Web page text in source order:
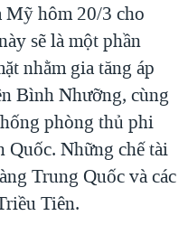
TỪ NÔNG THÔN MỸ
Mỹ hôm 20/3 cho
sẽ là một phần
nhằm gia tăng áp
Bình Nhưỡng, cùng
phòng thủ phi
Những chế tài
Trung Quốc và các
Tiên.